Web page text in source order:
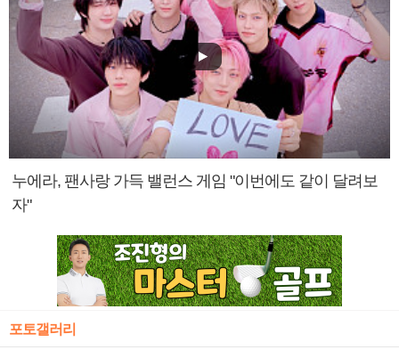
누에라, 팬사랑 가득 밸런스 게임 "이번에도 같이 달려보
자"
포토갤러리